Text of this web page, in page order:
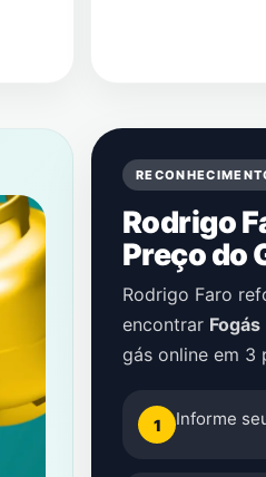
Rodrigo
Preço do
Rodrigo Faro
encontrar Fogás
gás online em 3
1 Informe